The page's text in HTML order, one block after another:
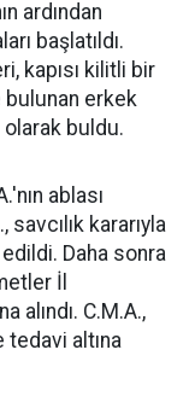
ardından
başlatıldı.
kapısı kilitli bir
bulunan erkek
olarak buldu.
ablası
kararıyla
Daha sonra
İl
alındı. C.M.A.,
altına